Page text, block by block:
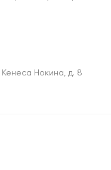
Кенеса Нокина, д. 8